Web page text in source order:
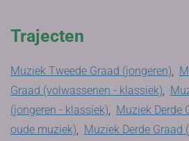
Trajecten
Muziek Tweede Graad (jongeren),
Graad (volwassenen - klassiek),
(jongeren - klassiek), Muziek Derde
oude muziek), Muziek Derde Graad